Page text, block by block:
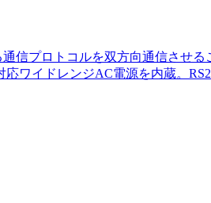
通信プロトコルを双方向通信させ
ワイドレンジAC電源を内蔵。